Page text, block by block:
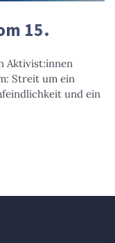
15.
Aktivist:innen
Streit um ein
und ein